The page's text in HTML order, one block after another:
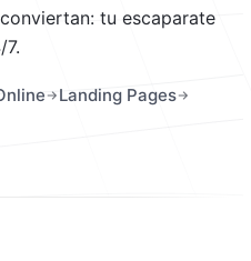
tu escaparate
Landing Pages